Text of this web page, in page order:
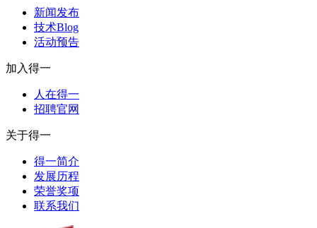
新闻发布
技术Blog
活动预告
加入得一
人在得一
招聘官网
关于得一
得一简介
发展历程
荣誉奖项
联系我们